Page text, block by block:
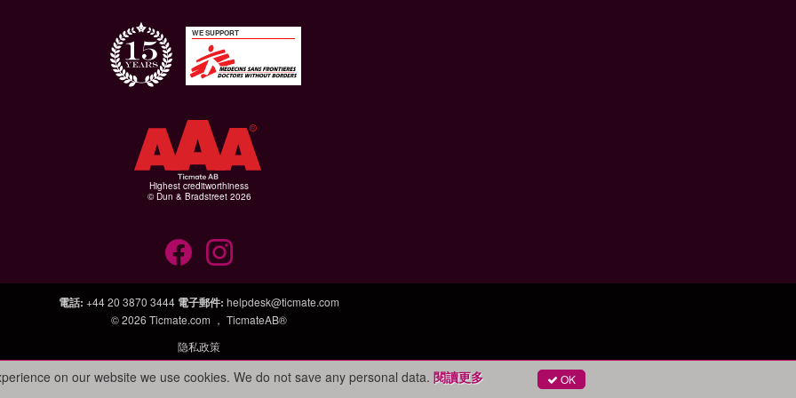
WE SUPPORT
Highest creditworthiness
© Dun & Bradstreet 2026
電話: +44 20 3870 3444 電子郵件: helpdesk@ticmate.com
© 2026 Ticmate.com ， TicmateAB®
隐私政策
OK
on our website we use cookies. We do not save any personal data. 閱讀更多